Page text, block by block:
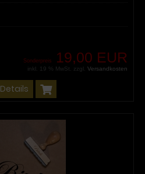
Sonderpreis 19,00 EUR
inkl. 19 % MwSt. zzgl. Versandkosten
Details